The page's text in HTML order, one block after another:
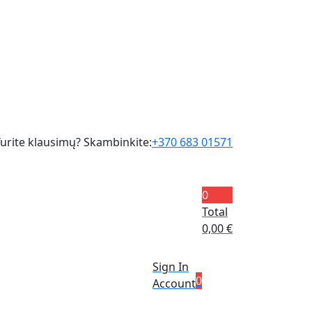
klausimų? Skambinkite:+370 683 01571
Sign In
Account0
0
Total
0,00€